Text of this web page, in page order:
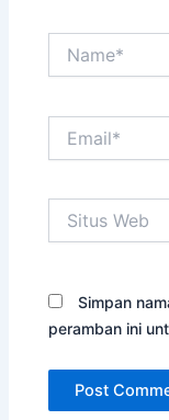
Web
Simpan
peramban ini